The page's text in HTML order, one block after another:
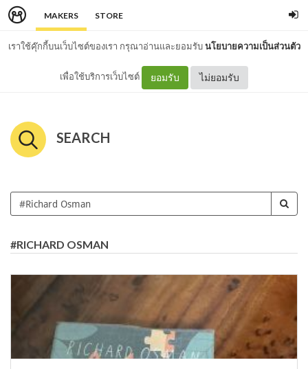
MAKERS STORE
เราใช้คุ๊กกี้บนเว็บไซต์ของเรา กรุณาอ่านและยอมรับนโยบายความเป็นส่วนตัว
เพื่อใช้บริการเว็บไซต์ ยอมรับ ไม่ยอมรับ
SEARCH
#RICHARD OSMAN